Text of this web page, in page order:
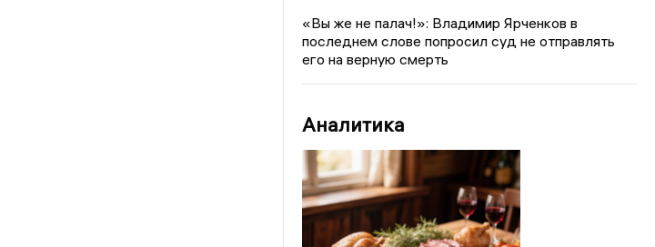
«Вы же не палач!»: Владимир Ярченков в
последнем слове попросил суд не отправлять
его на верную смерть
Аналитика